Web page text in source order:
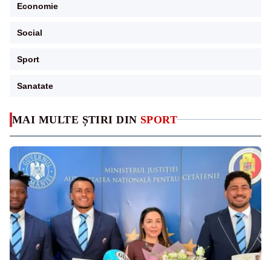
MAI MULTE ȘTIRI DIN SPORT
Economie
Social
Sport
Sanatate